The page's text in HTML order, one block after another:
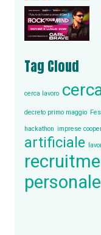
Tag Cloud
cerca lavoro
decreto primo maggio
hackathon imprese
artificiale
personale